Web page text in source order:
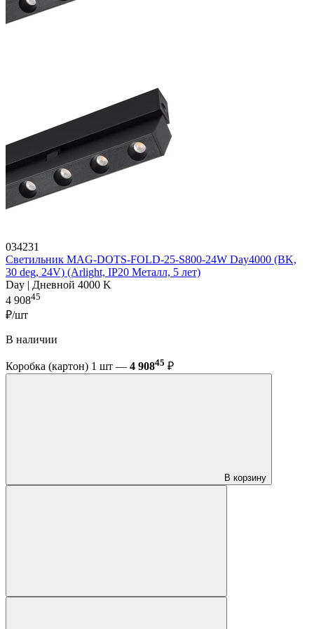
034231
Светильник MAG-DOTS-FOLD-25-S800-24W Day4000 (BK,
30 deg, 24V) (Arlight, IP20 Металл, 5 лет)
Day | Дневной 4000 K
4 90845
₽/шт
В наличии
Коробка (картон) 1 шт — 4 90845 ₽
В корзину